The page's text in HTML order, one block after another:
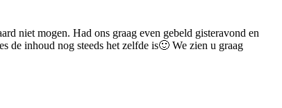
niet mogen. Had ons graag even gebeld gisteravond en
de inhoud nog steeds het zelfde is🙂 We zien u graag